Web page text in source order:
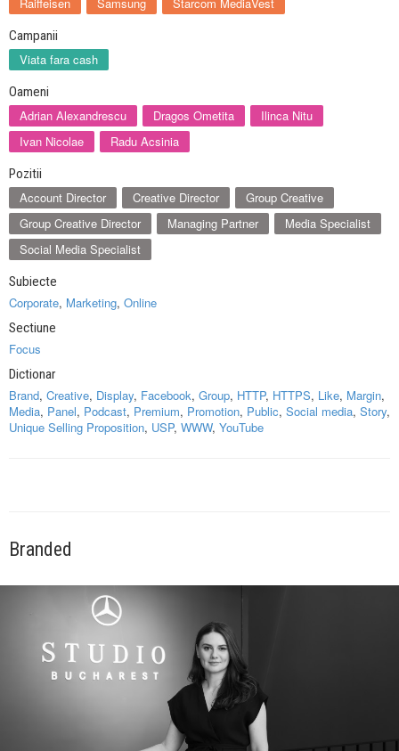
Raiffeisen
Samsung Starcom MediaVest
Campanii
Viata fara cash
Oameni
Adrian Alexandrescu Dragos Ometita
Ilinca Nitu
Ivan Nicolae
Radu Acsinia
Pozitii
Account Director Creative Director
Group Creative
Group Creative Director
Managing Partner
Media Specialist
Social Media Specialist
Subiecte
Corporate, Marketing, Online
Sectiune
Focus
Dictionar
Brand, Creative, Display, Facebook, Group, HTTP, HTTPS, Like, Margin,
Media, Panel, Podcast, Premium, Promotion, Public, Social media, Story,
Unique Selling Proposition, USP, WWW, YouTube
Branded